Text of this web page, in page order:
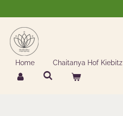
Hauptinhalt
springen
Home Chaitanya Hof Kiebitz